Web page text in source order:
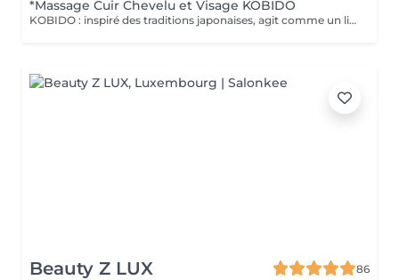
*Massage Cuir Chevelu et Visage KOBIDO
KOBIDO : inspiré des traditions japonaises, agit comme un lifting naturel grâce à un ensemble de techniques manuelles étudiées pour lisser les traits et repulper le visage. Il agit sur l'ensemble des zones sensibles au vieillissement cutané en activant leur jeunesse. Inspiré de la technique AMMA japonaise relaxante, ce massage des zones reflexe du visage, de la nuque et de la tête. Grâce à ce massage unique, vous vous sentez revitalisé, relaxé et apaisé (sans utilisation de produit).
Beauty Z LUX
86